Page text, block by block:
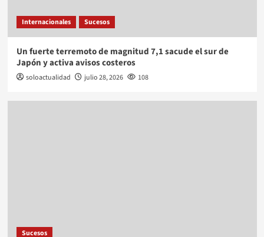
Internacionales Sucesos
Un fuerte terremoto de magnitud 7,1 sacude el sur de
Japón y activa avisos costeros
soloactualidad julio 28, 2026 108
Sucesos